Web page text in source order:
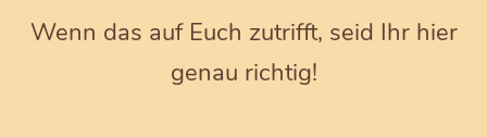
Wenn das auf Euch zutrifft, seid Ihr hier
genau richtig!